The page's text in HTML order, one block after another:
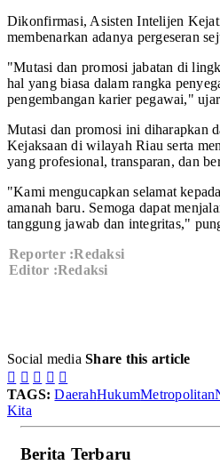
Dikonfirmasi, Asisten Intelijen
membenarkan adanya pergeseran
"Mutasi dan promosi jabatan di
hal yang biasa dalam rangka
pengembangan karier pegawai,"
Mutasi dan promosi ini diharapkan
Kejaksaan di wilayah Riau serta
yang profesional, transparan, dan
"Kami mengucapkan selamat
amanah baru. Semoga dapat
tanggung jawab dan integritas,"
Reporter :Redaksi
Editor :Redaksi
Social media Share this article
    
TAGS: DaerahHukumMetropolitan
Kita
Berita Terbaru